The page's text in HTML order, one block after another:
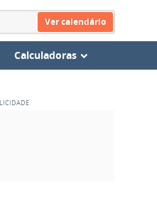
Ver calendário
Calculadoras